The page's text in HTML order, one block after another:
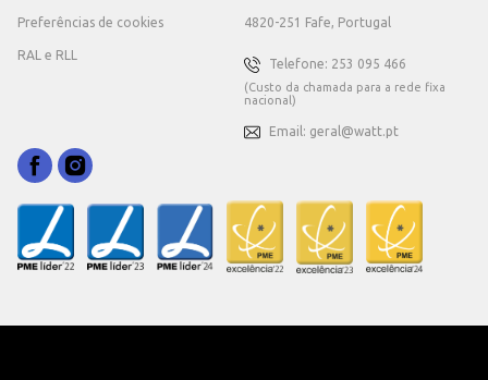
Preferências de cookies
RAL e RLL
4820-251 Fafe, Portugal
Telefone: 253 095 466
(Custo da chamada para a rede fixa
nacional)
Email: geral@watt.pt